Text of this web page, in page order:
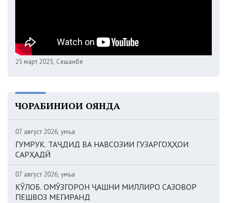
25 март 2025, Сешанбе
ЧОРАБИНИҲОИ ОЯНДА
07 август 2026, Ҷумъа
ГУМРУК. ТАҶДИД ВА НАВСОЗИИ ГУЗАРГОҲҲОИ
САРҲАДӢ
07 август 2026, Ҷумъа
КӮЛОБ. ОМӮЗГОРОН ҶАШНИ МИЛЛИРО САЗОВОР
ПЕШВОЗ МЕГИРАНД